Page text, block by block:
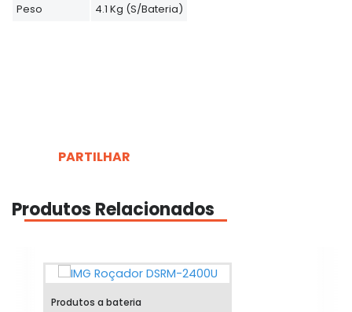
PARTILHAR
Peso
4.1 Kg (s/bateria)
Produtos Relacionados
Produtos a bateria